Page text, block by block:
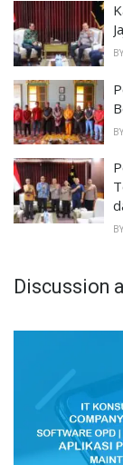
BY
BY
BY
Discussion